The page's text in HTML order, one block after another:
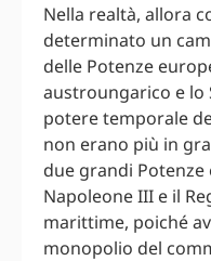
Nella realtà, allora
determinato un
delle Potenze
austroungarico e lo
potere temporale
non erano più in
due grandi Potenze
Napoleone III e il
marittime, poiché
monopolio del